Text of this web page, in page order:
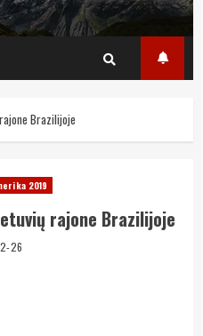
Brazilijoje
2019
rajone Brazilijoje
26